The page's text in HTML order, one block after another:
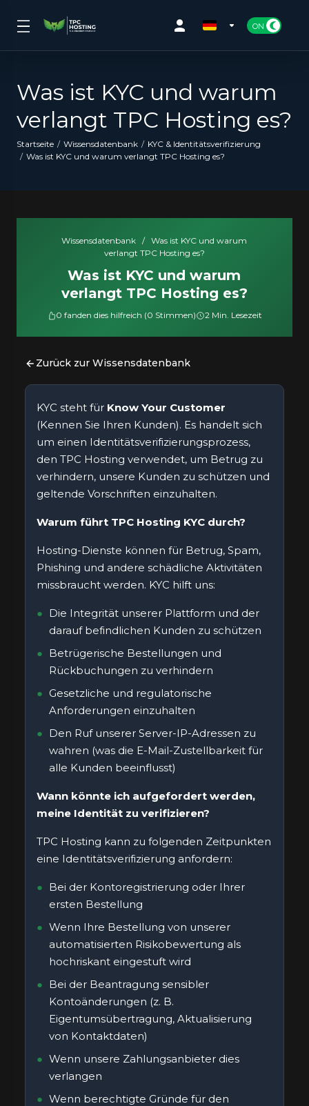
Was ist KYC und warum
verlangt TPC Hosting es?
Startseite Wissensdatenbank
KYC & Identitätsverifizierung
Was ist KYC und warum verlangt TPC Hosting es?
Wissensdatenbank / Was ist KYC und warum
verlangt TPC Hosting es?
Was ist KYC und warum
verlangt TPC Hosting es?
0 fanden dies hilfreich (0 Stimmen) 2 Min. Lesezeit
Zurück zur Wissensdatenbank
KYC steht für Know Your Customer
(Kennen Sie Ihren Kunden). Es handelt sich
um einen Identitätsverifizierungsprozess,
den TPC Hosting verwendet, um Betrug zu
verhindern, unsere Kunden zu schützen und
geltende Vorschriften einzuhalten.
Warum führt TPC Hosting KYC durch?
Hosting-Dienste können für Betrug, Spam,
Phishing und andere schädliche Aktivitäten
missbraucht werden. KYC hilft uns:
Die Integrität unserer Plattform und der
darauf befindlichen Kunden zu schützen
Betrügerische Bestellungen und
Rückbuchungen zu verhindern
Gesetzliche und regulatorische
Anforderungen einzuhalten
Den Ruf unserer Server-IP-Adressen zu
wahren (was die E-Mail-Zustellbarkeit für
alle Kunden beeinflusst)
Wann könnte ich aufgefordert werden,
meine Identität zu verifizieren?
TPC Hosting kann zu folgenden Zeitpunkten
eine Identitätsverifizierung anfordern:
Bei der Kontoregistrierung oder Ihrer
ersten Bestellung
Wenn Ihre Bestellung von unserer
automatisierten Risikobewertung als
hochriskant eingestuft wird
Bei der Beantragung sensibler
Kontoänderungen (z. B.
Eigentumsübertragung, Aktualisierung
von Kontaktdaten)
Wenn unsere Zahlungsanbieter dies
verlangen
Wenn berechtigte Gründe für den